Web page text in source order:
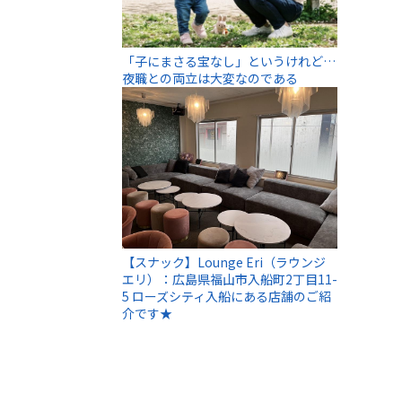
「子にまさる宝なし」というけれど…
夜職との両立は大変なのである
【スナック】Lounge Eri（ラウンジ
エリ）：広島県福山市入船町2丁目11-
5 ローズシティ入船にある店舗のご紹
介です★